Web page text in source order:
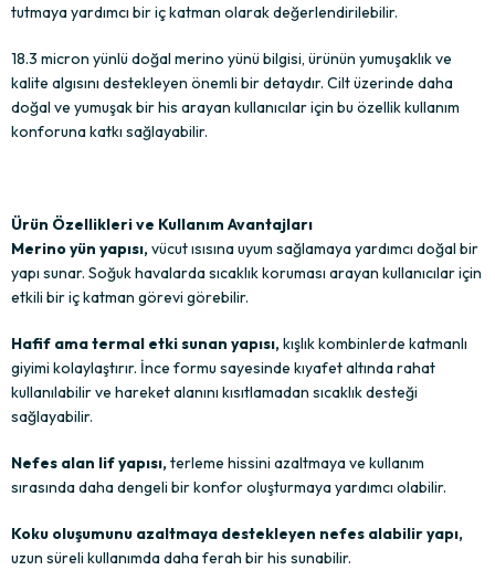
tutmaya yardımcı bir iç katman olarak değerlendirilebilir.
18.3 micron yünlü doğal merino yünü bilgisi, ürünün yumuşaklık ve
kalite algısını destekleyen önemli bir detaydır. Cilt üzerinde daha
doğal ve yumuşak bir his arayan kullanıcılar için bu özellik kullanım
konforuna katkı sağlayabilir.
Ürün Özellikleri ve Kullanım Avantajları
Merino yün yapısı,vücut ısısına uyum sağlamaya yardımcı doğal bir
yapı sunar. Soğuk havalarda sıcaklık koruması arayan kullanıcılar için
etkili bir iç katman görevi görebilir.
Hafif ama termal etki sunan yapısı,kışlık kombinlerde katmanlı
giyimi kolaylaştırır. İnce formu sayesinde kıyafet altında rahat
kullanılabilir ve hareket alanını kısıtlamadan sıcaklık desteği
sağlayabilir.
Nefes alan lif yapısı,terleme hissini azaltmaya ve kullanım
sırasında daha dengeli bir konfor oluşturmaya yardımcı olabilir.
Koku oluşumunu azaltmaya destekleyen nefes alabilir yapı,
uzun süreli kullanımda daha ferah bir his sunabilir.